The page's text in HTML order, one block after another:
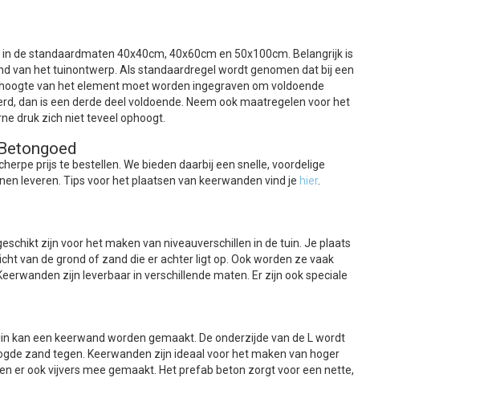
de standaardmaten 40x40cm, 40x60cm en 50x100cm. Belangrijk is
van het tuinontwerp. Als standaardregel wordt genomen dat bij een
van het element moet worden ingegraven om voldoende
dan is een derde deel voldoende. Neem ook maatregelen voor het
druk zich niet teveel ophoogt.
prijs te bestellen. We bieden daarbij een snelle, voordelige
leveren. Tips voor het plaatsen van keerwanden vind je hier.
zijn voor het maken van niveauverschillen in de tuin. Je plaats
van de grond of zand die er achter ligt op. Ook worden ze vaak
zijn leverbaar in verschillende maten. Er zijn ook speciale
kan een keerwand worden gemaakt. De onderzijde van de L wordt
zand tegen. Keerwanden zijn ideaal voor het maken van hoger
er ook vijvers mee gemaakt. Het prefab beton zorgt voor een nette,